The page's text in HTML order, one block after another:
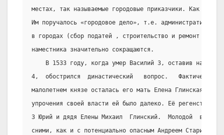
местах, так называемые городовые приказчики. Как
Им поручалось «городовое дело», т.е. административно-
в городах (сбор податей , строительство и ремонт
наместника значительно сокращаются.
В 1533 году, когда умер Василий 3, оставив
4,  обострился  династический   вопрос.   Фактической
малолетнем князе осталась его мать Елена Глинская.
упрочения своей власти ей было далеко. Её регенство
3 Юрий и дядя Елены Михаил  Глинский.  Молодой  вдове
сними, как и с потенциально опасным Андреем